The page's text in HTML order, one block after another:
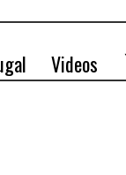
Videos